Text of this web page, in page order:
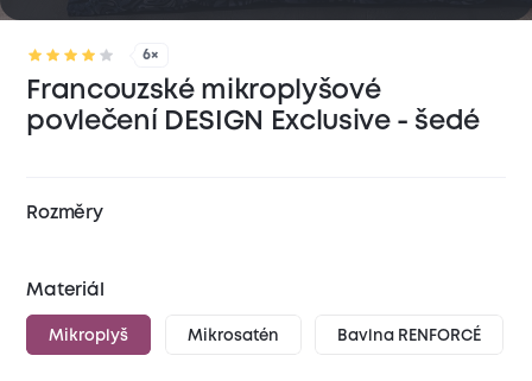
6×
Francouzské mikroplyšové
povlečení DESIGN Exclusive - šedé
Rozměry
Materiál
Mikroplyš Mikrosatén Bavlna RENFORCÉ